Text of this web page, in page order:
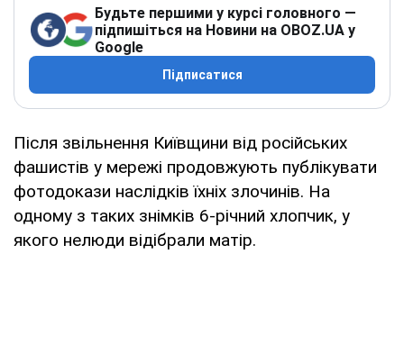
Будьте першими у курсі головного —
підпишіться на Новини на OBOZ.UA у
Google
Підписатися
Після звільнення Київщини від російських
фашистів у мережі продовжують публікувати
фотодокази наслідків їхніх злочинів. На
одному з таких знімків 6-річний хлопчик, у
якого нелюди відібрали матір.